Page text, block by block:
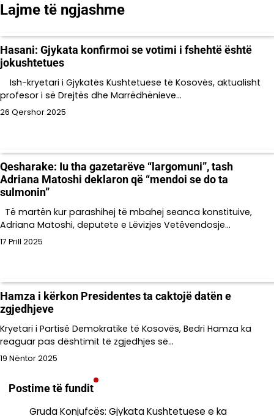
Lajme të ngjashme
Hasani: Gjykata konfirmoi se votimi i fshehtë është
jokushtetues
Ish-kryetari i Gjykatës Kushtetuese të Kosovës, aktualisht
profesor i së Drejtës dhe Marrëdhënieve…
26 Qershor 2025
Qesharake: Iu tha gazetarëve “largomuni”, tash
Adriana Matoshi deklaron që “mendoi se do ta
sulmonin”
Të martën kur parashihej të mbahej seanca konstituive,
Adriana Matoshi, deputete e Lëvizjes Vetëvendosje…
17 Prill 2025
Hamza i kërkon Presidentes ta caktojë datën e
zgjedhjeve
Kryetari i Partisë Demokratike të Kosovës, Bedri Hamza ka
reaguar pas dështimit të zgjedhjes së…
19 Nëntor 2025
Postime të fundit
Gruda Konjufcës: Gjykata Kushtetuese e ka